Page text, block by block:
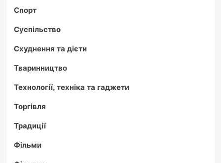
Спорт
Суспільство
Схуднення та дієти
Тваринництво
Технології, техніка та гаджети
Торгівля
Традиції
Фільми